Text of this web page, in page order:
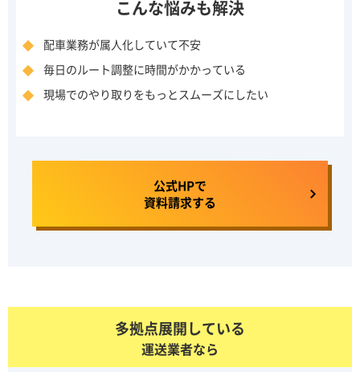
こんな悩みも解決
配車業務が属人化していて不安
毎日のルート調整に時間がかかっている
現場でのやり取りをもっとスムーズにしたい
公式HPで
資料請求する
多拠点展開している
運送業者なら